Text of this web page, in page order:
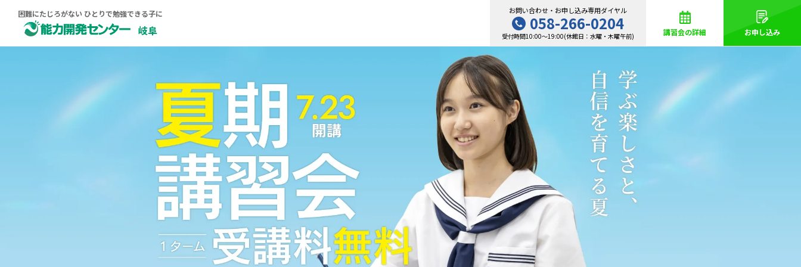
困難にたじろがない ひとりで勉強できる子に
岐阜
お問い合わせ・お申し込み専用ダイヤル
058-266-0204
受付時間10:00～19:00(休館日：水曜・木曜午前) 講習会の詳細 お申し込み